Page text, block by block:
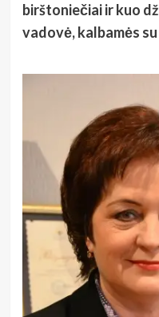
birštoniečiai ir kuo
vadovė, kalbamės